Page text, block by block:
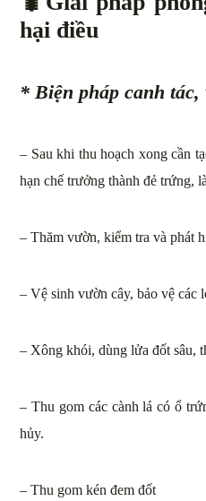
hại điều
* Biện pháp canh
– Sau khi thu hoạch xong cần
hạn chế trưởng thành đẻ trứng,
– Thăm vườn, kiểm tra và phát
– Vệ sinh vườn cây, bảo vệ các
– Xông khói, dùng lửa đốt sâu,
– Thu gom các cành lá có ổ
hủy.
– Thu gom kén đem đốt